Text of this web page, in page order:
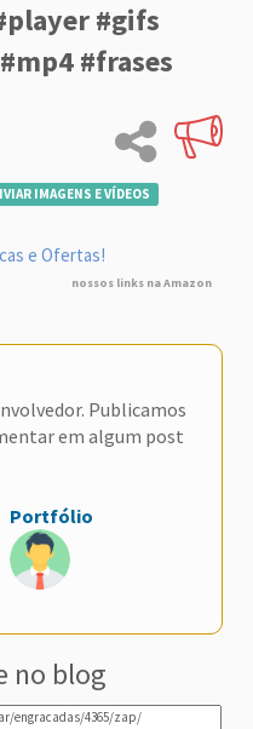
#gifs
#frases
IMAGENS E VÍDEOS
e Ofertas!
nossos links na Amazon
Publicamos
em algum post
Portfólio
no blog